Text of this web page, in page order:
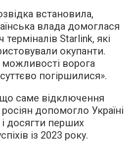
встановила,
влада домоглася
терміналів Starlink, які
окупанти.
ворога
погіршилися».
саме відключення
допомогло Україні
досягти перших
із 2023 року.